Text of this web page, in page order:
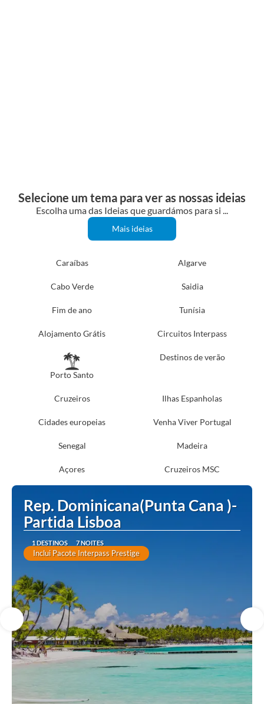
Selecione um tema para ver as nossas ideias
Escolha uma das Ideias que guardámos para si ...
Mais ideias
Caraíbas Algarve
Cabo Verde Saidia
Fim de ano Tunísia
Alojamento Grátis Circuitos Interpass
Porto Santo
Destinos de verão
Cruzeiros Ilhas Espanholas
Cidades europeias Venha Viver Portugal
Senegal Madeira
Açores Cruzeiros MSC
Rep. Dominicana(Punta Cana )-
Partida Lisboa
1 DESTINOS 7 NOITES
Inclui Pacote Interpass Prestige